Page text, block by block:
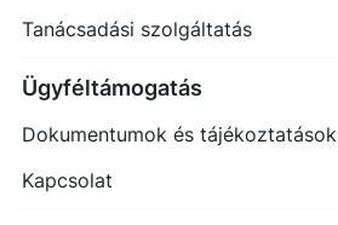
Tanácsadási szolgáltatás
Ügyféltámogatás
Dokumentumok és tájékoztatások
Kapcsolat
75.50
76.50